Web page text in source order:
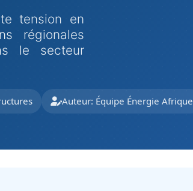
tension en
régionales
le secteur
Auteur: Équipe Énergie Afrique